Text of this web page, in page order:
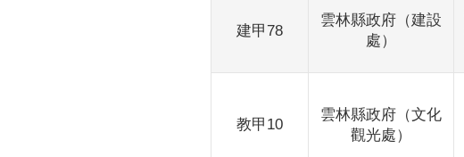
建甲78
雲林縣政府（建設
處）
教甲10
雲林縣政府（文化
觀光處）